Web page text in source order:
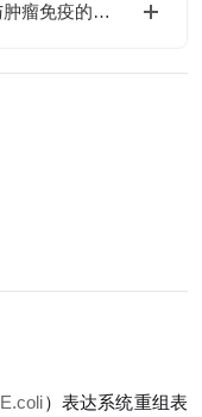
人源M-CSF蛋白：解锁巨噬细胞研究与肿瘤免疫的科研密钥
E.coli）表达系统重组表